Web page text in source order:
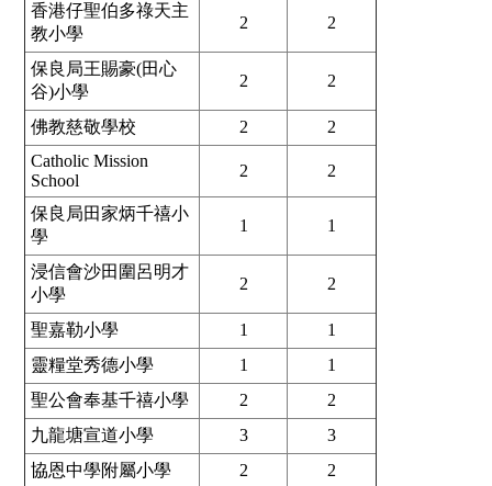
香港仔聖伯多祿天主
教小學
2 2
保良局王賜豪(田心
谷)小學
2 2
佛教慈敬學校 2
2
Catholic Mission
School
2 2
保良局田家炳千禧小
學
1 1
浸信會沙田圍呂明才
小學
2 2
聖嘉勒小學 1
1
靈糧堂秀德小學
1
1
聖公會奉基千禧小學
2
2
九龍塘宣道小學
3
3
協恩中學附屬小學
2 2